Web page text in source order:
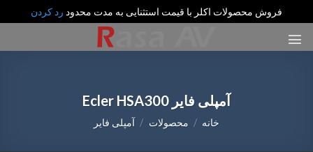
فروش محصولات اکلر با قیمت استثنایی به مدت محدود رد کردن
آمپلی فایر Ecler HSA300
خانه / محصولات / آمپلی فایر